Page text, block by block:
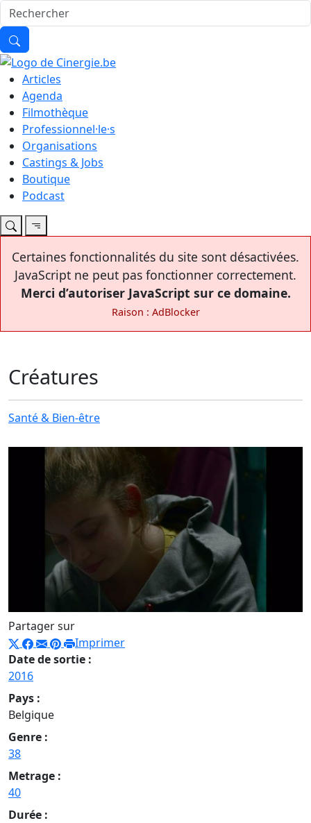
Articles
Agenda
Filmothèque
Professionnel·le·s
Organisations
Castings & Jobs
Boutique
Podcast
Certaines fonctionnalités du site sont désactivées.
JavaScript ne peut pas fonctionner correctement.
Merci d’autoriser JavaScript sur ce domaine.
Raison : AdBlocker
Créatures
Santé & Bien-être
Partager sur
Imprimer
Date de sortie :
2016
Pays :
Belgique
Genre :
38
Metrage :
40
Durée :